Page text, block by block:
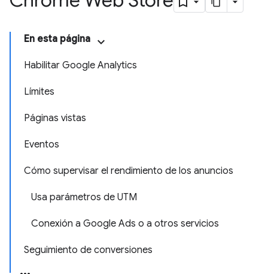
En esta página
Habilitar Google Analytics
Límites
Páginas vistas
Eventos
Cómo supervisar el rendimiento de los anuncios
Usa parámetros de UTM
Conexión a Google Ads o a otros servicios
Seguimiento de conversiones